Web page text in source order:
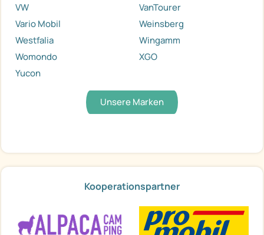
VW
VanTourer
Vario Mobil
Weinsberg
Westfalia
Wingamm
Womondo
XGO
Yucon
Unsere Marken
Kooperationspartner